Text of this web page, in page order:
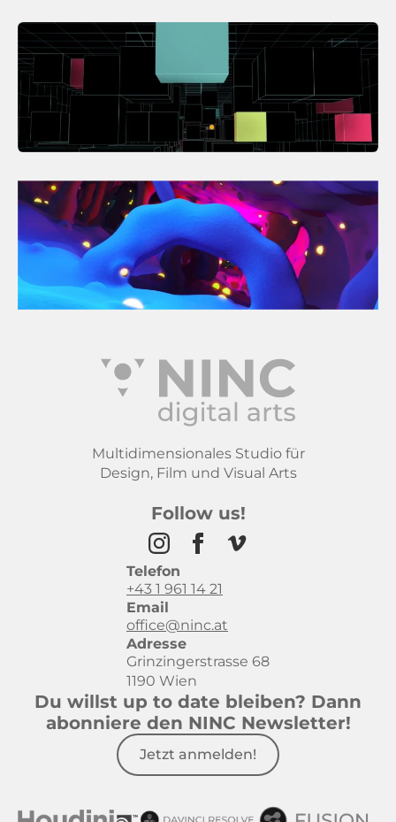
Multidimensionales Studio für
Design, Film und Visual Arts
Follow us!
Telefon
+43 1 961 14 21
Email
office@ninc.at
Adresse
Grinzingerstrasse 68
1190 Wien
Du willst up to date bleiben? Dann
abonniere den NINC Newsletter!
Jetzt anmelden!